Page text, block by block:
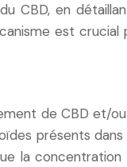
CBD, en
est crucial
de CBD et/
présents
la concentration